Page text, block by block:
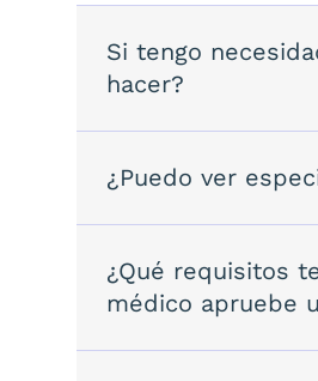
Si tengo
hacer?
¿Puedo ver
¿Qué requisitos
médico apruebe